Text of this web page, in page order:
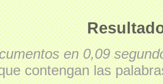
en 0,09
contengan las